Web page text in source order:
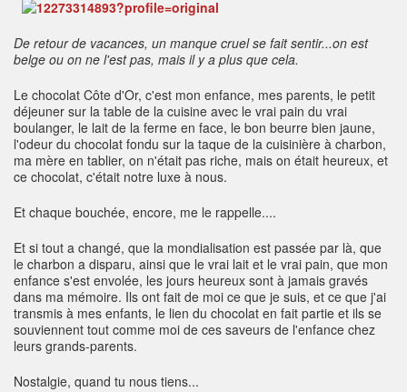
De retour de vacances, un manque cruel se fait sentir...on est
belge ou on ne l'est pas, mais il y a plus que cela.
Le chocolat Côte d'Or, c'est mon enfance, mes parents, le petit
déjeuner sur la table de la cuisine avec le vrai pain du vrai
boulanger, le lait de la ferme en face, le bon beurre bien jaune,
l'odeur du chocolat fondu sur la taque de la cuisinière à charbon,
ma mère en tablier, on n'était pas riche, mais on était heureux, et
ce chocolat, c'était notre luxe à nous.
Et chaque bouchée, encore, me le rappelle....
Et si tout a changé, que la mondialisation est passée par là, que
le charbon a disparu, ainsi que le vrai lait et le vrai pain, que mon
enfance s'est envolée, les jours heureux sont à jamais gravés
dans ma mémoire. Ils ont fait de moi ce que je suis, et ce que j'ai
transmis à mes enfants, le lien du chocolat en fait partie et ils se
souviennent tout comme moi de ces saveurs de l'enfance chez
leurs grands-parents.
Nostalgie, quand tu nous tiens...